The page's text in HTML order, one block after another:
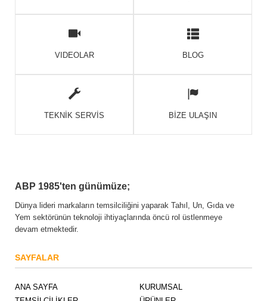
VIDEOLAR BLOG
TEKNİK SERVİS BİZE ULAŞIN
ABP 1985'ten günümüze;
Dünya lideri markaların temsilciliğini yaparak Tahıl, Un, Gıda ve
Yem sektörünün teknoloji ihtiyaçlarında öncü rol üstlenmeye
devam etmektedir.
SAYFALAR
ANA SAYFA
KURUMSAL